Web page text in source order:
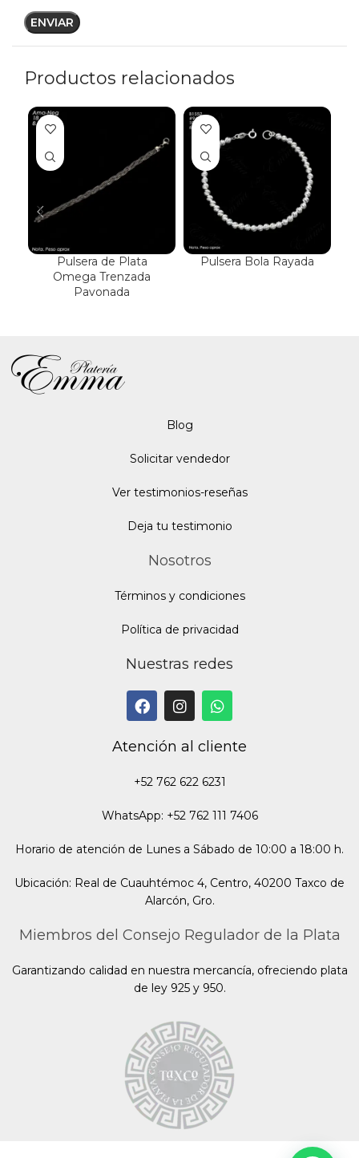
Productos relacionados
Pulsera de Plata
Omega Trenzada
Pavonada
Pulsera Bola Rayada
Blog
Solicitar vendedor
Ver testimonios-reseñas
Deja tu testimonio
Nosotros
Términos y condiciones
Política de privacidad
Nuestras redes
Atención al cliente
+52 762 622 6231
WhatsApp: +52 762 111 7406
Horario de atención de Lunes a Sábado de 10:00 a 18:00 h.
Ubicación: Real de Cuauhtémoc 4, Centro, 40200 Taxco de
Alarcón, Gro.
Miembros del Consejo Regulador de la Plata
Garantizando calidad en nuestra mercancía, ofreciendo plata
de ley 925 y 950.